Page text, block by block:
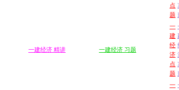
点
题
一建经济 精讲 一建经济 习题
一
建
经
济
点
题
一